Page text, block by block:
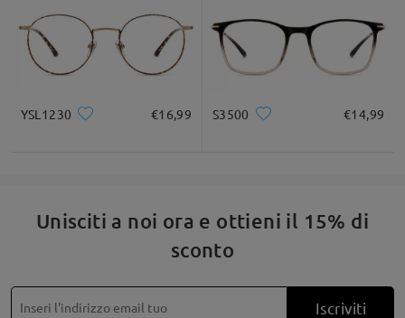
Descrizione del prodotto
YSL1230 €16,99 S3500 €14,99
Unisciti a noi ora e ottieni il 15% di
sconto
Iscriviti